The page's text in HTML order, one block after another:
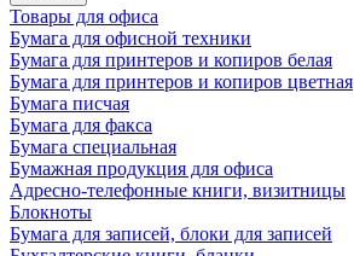
Товары для офиса
Бумага для офисной техники
Бумага для принтеров и копиров белая
Бумага для принтеров и копиров цветная
Бумага писчая
Бумага для факса
Бумага специальная
Бумажная продукция для офиса
Адресно-телефонные книги, визитницы
Блокноты
Бумага для записей, блоки для записей